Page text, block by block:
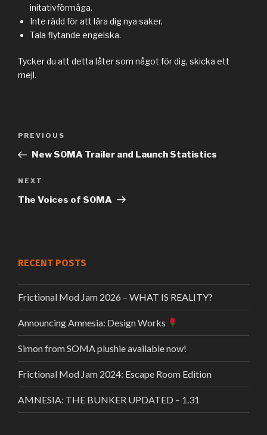
initativförmåga.
Inte rädd för att lära dig nya saker.
Tala flytande engelska.
Tycker du att detta låter som något för dig, skicka ett
mejl.
Post
Previous
Post
PREVIOUS
New SOMA Trailer and Launch Statistics
Next
Post
NEXT
The Voices of SOMA
RECENT POSTS
Frictional Mod Jam 2026 – WHAT IS REALITY?
Announcing Amnesia: Design Works
Simon from SOMA plushie available now!
Frictional Mod Jam 2024: Escape Room Edition
AMNESIA: THE BUNKER UPDATED – 1.31